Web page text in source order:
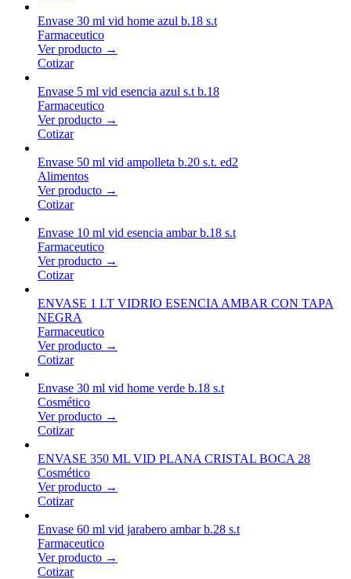
Envase 30 ml vid home azul b.18 s.t
Farmaceutico
Ver producto →
Cotizar
Envase 5 ml vid esencia azul s.t b.18
Farmaceutico
Ver producto →
Cotizar
Envase 50 ml vid ampolleta b.20 s.t. ed2
Alimentos
Ver producto →
Cotizar
Envase 10 ml vid esencia ambar b.18 s.t
Farmaceutico
Ver producto →
Cotizar
ENVASE 1 LT VIDRIO ESENCIA AMBAR CON TAPA
NEGRA
Farmaceutico
Ver producto →
Cotizar
Envase 30 ml vid home verde b.18 s.t
Cosmético
Ver producto →
Cotizar
ENVASE 350 ML VID PLANA CRISTAL BOCA 28
Cosmético
Ver producto →
Cotizar
Envase 60 ml vid jarabero ambar b.28 s.t
Farmaceutico
Ver producto →
Cotizar